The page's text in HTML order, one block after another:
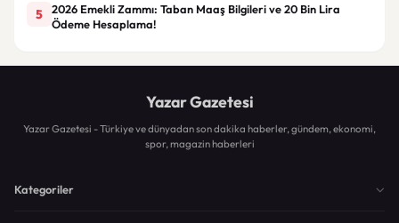
5
2026 Emekli Zammı: Taban Maaş Bilgileri ve 20 Bin Lira
Ödeme Hesaplama!
Yazar Gazetesi
Yazar Gazetesi - Türkiye ve dünyadan son dakika haberler, gündem, ekonomi,
spor, magazin haberleri
Kategoriler